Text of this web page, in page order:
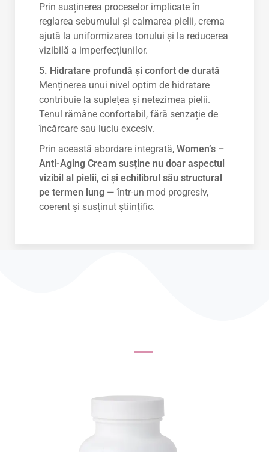
Prin susținerea proceselor implicate în
reglarea sebumului și calmarea pielii, crema
ajută la uniformizarea tonului și la reducerea
vizibilă a imperfecțiunilor.
5. Hidratare profundă și confort de durată
Menținerea unui nivel optim de hidratare
contribuie la suplețea și netezimea pielii.
Tenul rămâne confortabil, fără senzație de
încărcare sau luciu excesiv.
Prin această abordare integrată, Women’s –
Anti-Aging Cream susține nu doar aspectul
vizibil al pielii, ci și echilibrul său structural
pe termen lung — într-un mod progresiv,
coerent și susținut științific.